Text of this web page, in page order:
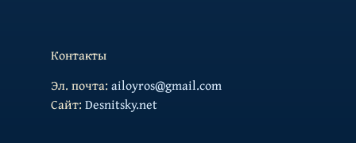
Контакты
Эл. почта: ailoyros@gmail.com
Cайт: Desnitsky.net